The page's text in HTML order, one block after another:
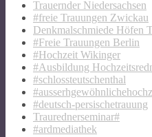
Trauernder Niedersachsen
#freie Trauungen Zwickau
Denkmalschmiede Höfen
#Freie Trauungen Berlin
#Hochzeit Wikinger
#Ausbildung
#schlossteutschenthal
#deutsch-persischetrauung
Traurednerseminar#
#ardmediathek